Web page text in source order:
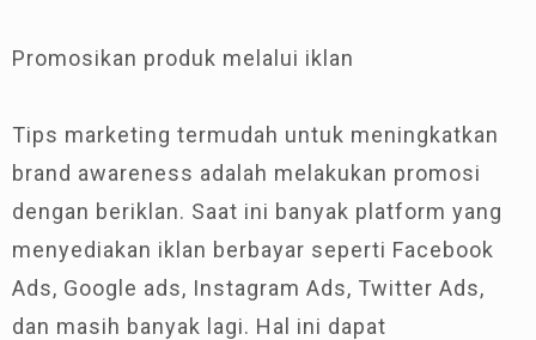
Promosikan produk melalui iklan
Tips marketing termudah untuk meningkatkan
brand awareness adalah melakukan promosi
dengan beriklan. Saat ini banyak platform yang
menyediakan iklan berbayar seperti Facebook
Ads, Google ads, Instagram Ads, Twitter Ads,
dan masih banyak lagi. Hal ini dapat